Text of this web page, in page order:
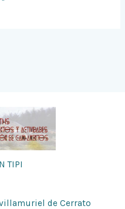
TIPI
de Cerrato